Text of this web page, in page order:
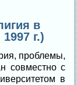
в
г.)
проблемы,
совместно с
в